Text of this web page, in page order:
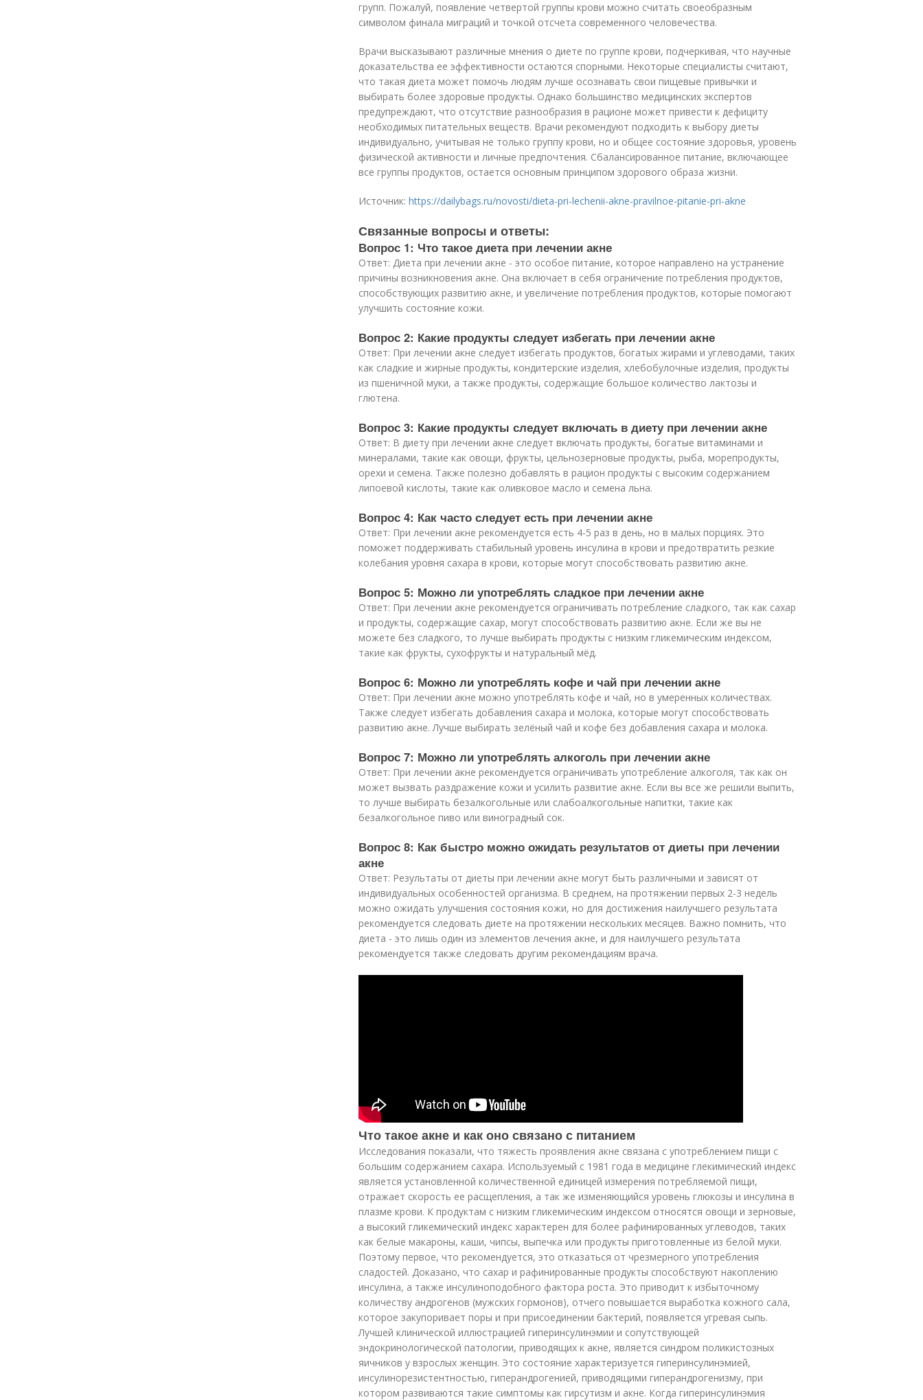
групп. Пожалуй, появление четвертой группы крови можно считать своеобразным
символом финала миграций и точкой отсчета современного человечества.
Врачи высказывают различные мнения о диете по группе крови, подчеркивая, что научные
доказательства ее эффективности остаются спорными. Некоторые специалисты считают,
что такая диета может помочь людям лучше осознавать свои пищевые привычки и
выбирать более здоровые продукты. Однако большинство медицинских экспертов
предупреждают, что отсутствие разнообразия в рационе может привести к дефициту
необходимых питательных веществ. Врачи рекомендуют подходить к выбору диеты
индивидуально, учитывая не только группу крови, но и общее состояние здоровья, уровень
физической активности и личные предпочтения. Сбалансированное питание, включающее
все группы продуктов, остается основным принципом здорового образа жизни.
Источник: https://dailybags.ru/novosti/dieta-pri-lechenii-akne-pravilnoe-pitanie-pri-akne
Связанные вопросы и ответы:
Вопрос 1: Что такое диета при лечении акне
Ответ: Диета при лечении акне - это особое питание, которое направлено на устранение
причины возникновения акне. Она включает в себя ограничение потребления продуктов,
способствующих развитию акне, и увеличение потребления продуктов, которые помогают
улучшить состояние кожи.
Вопрос 2: Какие продукты следует избегать при лечении акне
Ответ: При лечении акне следует избегать продуктов, богатых жирами и углеводами, таких
как сладкие и жирные продукты, кондитерские изделия, хлебобулочные изделия, продукты
из пшеничной муки, а также продукты, содержащие большое количество лактозы и
глютена.
Вопрос 3: Какие продукты следует включать в диету при лечении акне
Ответ: В диету при лечении акне следует включать продукты, богатые витаминами и
минералами, такие как овощи, фрукты, цельнозерновые продукты, рыба, морепродукты,
орехи и семена. Также полезно добавлять в рацион продукты с высоким содержанием
липоевой кислоты, такие как оливковое масло и семена льна.
Вопрос 4: Как часто следует есть при лечении акне
Ответ: При лечении акне рекомендуется есть 4-5 раз в день, но в малых порциях. Это
поможет поддерживать стабильный уровень инсулина в крови и предотвратить резкие
колебания уровня сахара в крови, которые могут способствовать развитию акне.
Вопрос 5: Можно ли употреблять сладкое при лечении акне
Ответ: При лечении акне рекомендуется ограничивать потребление сладкого, так как сахар
и продукты, содержащие сахар, могут способствовать развитию акне. Если же вы не
можете без сладкого, то лучше выбирать продукты с низким гликемическим индексом,
такие как фрукты, сухофрукты и натуральный мёд.
Вопрос 6: Можно ли употреблять кофе и чай при лечении акне
Ответ: При лечении акне можно употреблять кофе и чай, но в умеренных количествах.
Также следует избегать добавления сахара и молока, которые могут способствовать
развитию акне. Лучше выбирать зелёный чай и кофе без добавления сахара и молока.
Вопрос 7: Можно ли употреблять алкоголь при лечении акне
Ответ: При лечении акне рекомендуется ограничивать употребление алкоголя, так как он
может вызвать раздражение кожи и усилить развитие акне. Если вы все же решили выпить,
то лучше выбирать безалкогольные или слабоалкогольные напитки, такие как
безалкогольное пиво или виноградный сок.
Вопрос 8: Как быстро можно ожидать результатов от диеты при лечении
акне
Ответ: Результаты от диеты при лечении акне могут быть различными и зависят от
индивидуальных особенностей организма. В среднем, на протяжении первых 2-3 недель
можно ожидать улучшения состояния кожи, но для достижения наилучшего результата
рекомендуется следовать диете на протяжении нескольких месяцев. Важно помнить, что
диета - это лишь один из элементов лечения акне, и для наилучшего результата
рекомендуется также следовать другим рекомендациям врача.
Что такое акне и как оно связано с питанием
Исследования показали, что тяжесть проявления акне связана с употреблением пищи с
большим содержанием сахара. Используемый с 1981 года в медицине глекимический индекс
является установленной количественной единицей измерения потребляемой пищи,
отражает скорость ее расщепления, а так же изменяющийся уровень глюкозы и инсулина в
плазме крови. К продуктам с низким гликемическим индексом относятся овощи и зерновые,
а высокий гликемический индекс характерен для более рафинированных углеводов, таких
как белые макароны, каши, чипсы, выпечка или продукты приготовленные из белой муки.
Поэтому первое, что рекомендуется, это отказаться от чрезмерного употребления
сладостей. Доказано, что сахар и рафинированные продукты способствуют накоплению
инсулина, а также инсулиноподобного фактора роста. Это приводит к избыточному
количеству андрогенов (мужских гормонов), отчего повышается выработка кожного сала,
которое закупоривает поры и при присоединении бактерий, появляется угревая сыпь.
Лучшей клинической иллюстрацией гиперинсулинэмии и сопутствующей
эндокринологической патологии, приводящих к акне, является синдром поликистозных
яичников у взрослых женщин. Это состояние характеризуется гиперинсулинэмией,
инсулинорезистентностью, гиперандрогенией, приводящими гиперандрогенизму, при
котором развиваются такие симптомы как гирсутизм и акне. Когда гиперинсулинэмия